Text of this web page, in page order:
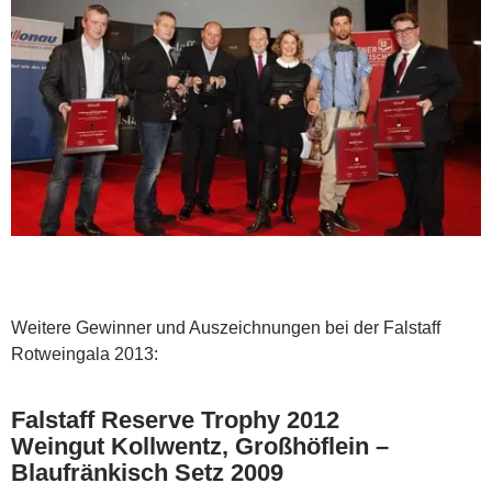
Weitere Gewinner und Auszeichnungen bei der Falstaff
Rotweingala 2013:
Falstaff Reserve Trophy 2012
Weingut Kollwentz, Großhöflein –
Blaufränkisch Setz 2009